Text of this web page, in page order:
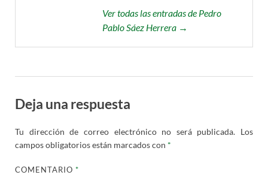
Ver todas las entradas de Pedro
Pablo Sáez Herrera →
Deja una respuesta
Tu dirección de correo electrónico no será publicada. Los
campos obligatorios están marcados con *
COMENTARIO*